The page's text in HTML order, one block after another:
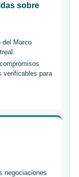
sobre
del Marco
verificables para
negociaciones